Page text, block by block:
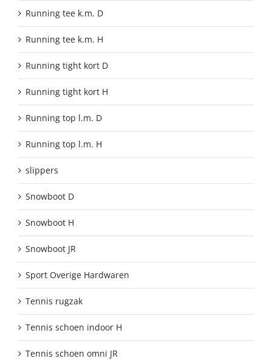
Running tee k.m. D
Running tee k.m. H
Running tight kort D
Running tight kort H
Running top l.m. D
Running top l.m. H
slippers
Snowboot D
Snowboot H
Snowboot JR
Sport Overige Hardwaren
Tennis rugzak
Tennis schoen indoor H
Tennis schoen omni JR